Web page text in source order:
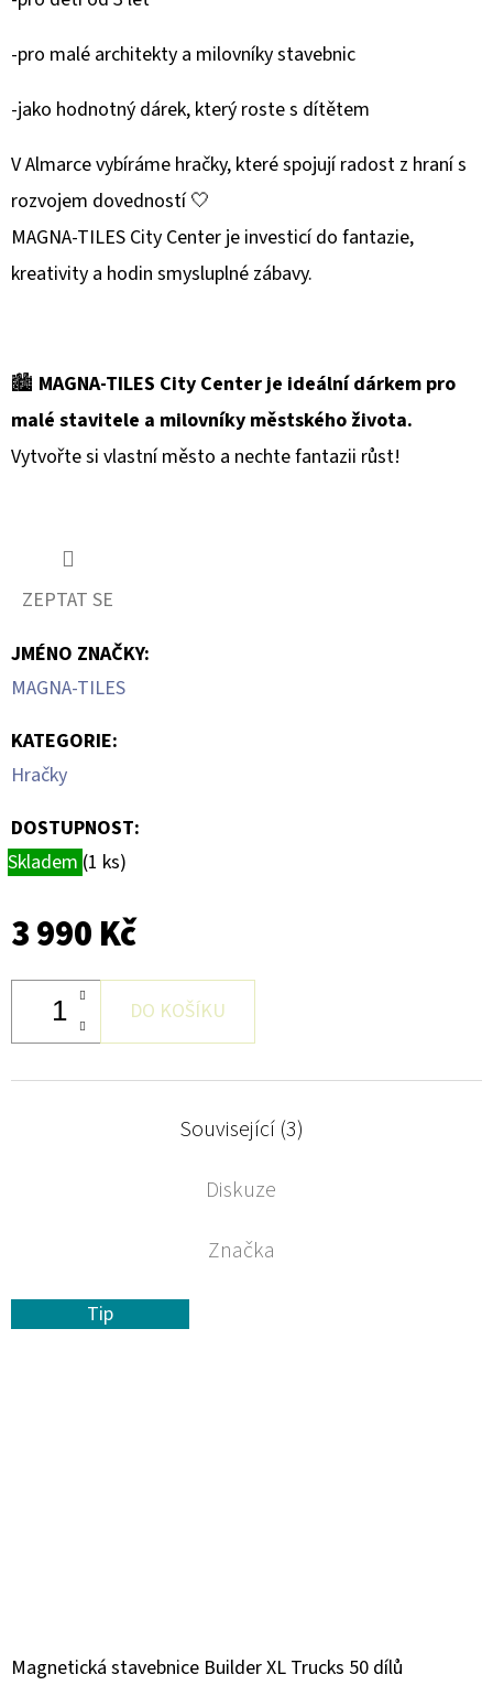
-pro malé architekty a milovníky stavebnic
-jako hodnotný dárek, který roste s dítětem
V Almarce vybíráme hračky, které spojují radost z hraní s
rozvojem dovedností 🤍
MAGNA-TILES City Center je investicí do fantazie,
kreativity a hodin smysluplné zábavy.
🏙️ MAGNA-TILES City Center je ideální dárkem pro
malé stavitele a milovníky městského života.
Vytvořte si vlastní město a nechte fantazii růst!
ZEPTAT SE
JMÉNO ZNAČKY:
MAGNA-TILES
KATEGORIE:
Hračky
DOSTUPNOST:
Skladem (1 ks)
3 990 Kč
DO KOŠÍKU
Související (3)
Diskuze
Značka
Tip
Magnetická stavebnice Builder XL Trucks 50 dílů